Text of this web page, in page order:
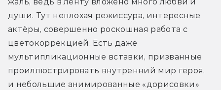
жаль, ведь в ленту вложено много любви и
души. Тут неплохая режиссура, интересные
актёры, совершенно роскошная работа с
цветокоррекцией. Есть даже
мультипликационные вставки, призванные
проиллюстрировать внутренний мир героя,
и небольшие анимированные «дорисовки»